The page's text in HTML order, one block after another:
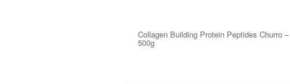
Collagen Building Protein Peptides Churro –
500g